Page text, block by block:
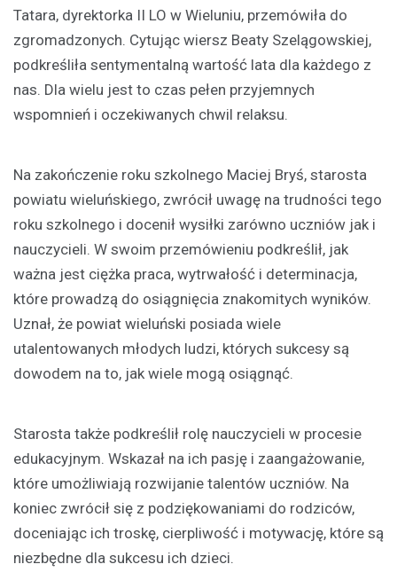
Tatara, dyrektorka II LO w Wieluniu, przemówiła do
zgromadzonych. Cytując wiersz Beaty Szelągowskiej,
podkreśliła sentymentalną wartość lata dla każdego z
nas. Dla wielu jest to czas pełen przyjemnych
wspomnień i oczekiwanych chwil relaksu.
Na zakończenie roku szkolnego Maciej Bryś, starosta
powiatu wieluńskiego, zwrócił uwagę na trudności tego
roku szkolnego i docenił wysiłki zarówno uczniów jak i
nauczycieli. W swoim przemówieniu podkreślił, jak
ważna jest ciężka praca, wytrwałość i determinacja,
które prowadzą do osiągnięcia znakomitych wyników.
Uznał, że powiat wieluński posiada wiele
utalentowanych młodych ludzi, których sukcesy są
dowodem na to, jak wiele mogą osiągnąć.
Starosta także podkreślił rolę nauczycieli w procesie
edukacyjnym. Wskazał na ich pasję i zaangażowanie,
które umożliwiają rozwijanie talentów uczniów. Na
koniec zwrócił się z podziękowaniami do rodziców,
doceniając ich troskę, cierpliwość i motywację, które są
niezbędne dla sukcesu ich dzieci.